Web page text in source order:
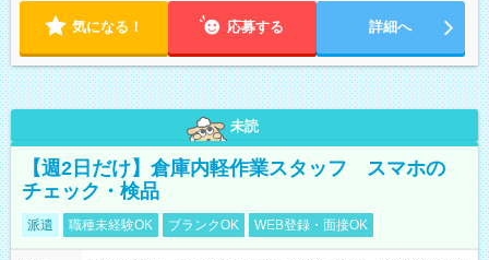
気になる！ 応募する 詳細へ
未読
【週2日だけ】倉庫内軽作業スタッフ スマホの
チェック・検品
派遣 職種未経験OK ブランクOK WEB登録・面接OK